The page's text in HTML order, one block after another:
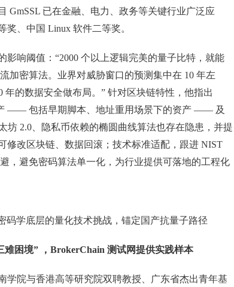
GmSSL 已在金融、电力、政务等关键行业广泛应
、中国 Linux 软件二等奖。
影响阈值：“2000 个以上逻辑完美的量子比特，就能
加密算法。业界对威胁窗口的预测集中在 10 年左
年的数据安全做布局。” 针对区块链特性，他指出
产 —— 包括早期脚本、地址重用场景下的资产 —— 及
坊 2.0、隐私币依赖的椭圆曲线算法也存在隐患，并提
修改区块链、数据回滚；技术标准适配，跟进 NIST
，避免密码算法单一化，为行业提供可落地的工程化
码学底层的量化技术挑战，锚定国产抗量子路径
难困境” ，BrokerChain 测试网提供实践样本
学院与香港高等研究院双聘教授、广东省杰出青年基